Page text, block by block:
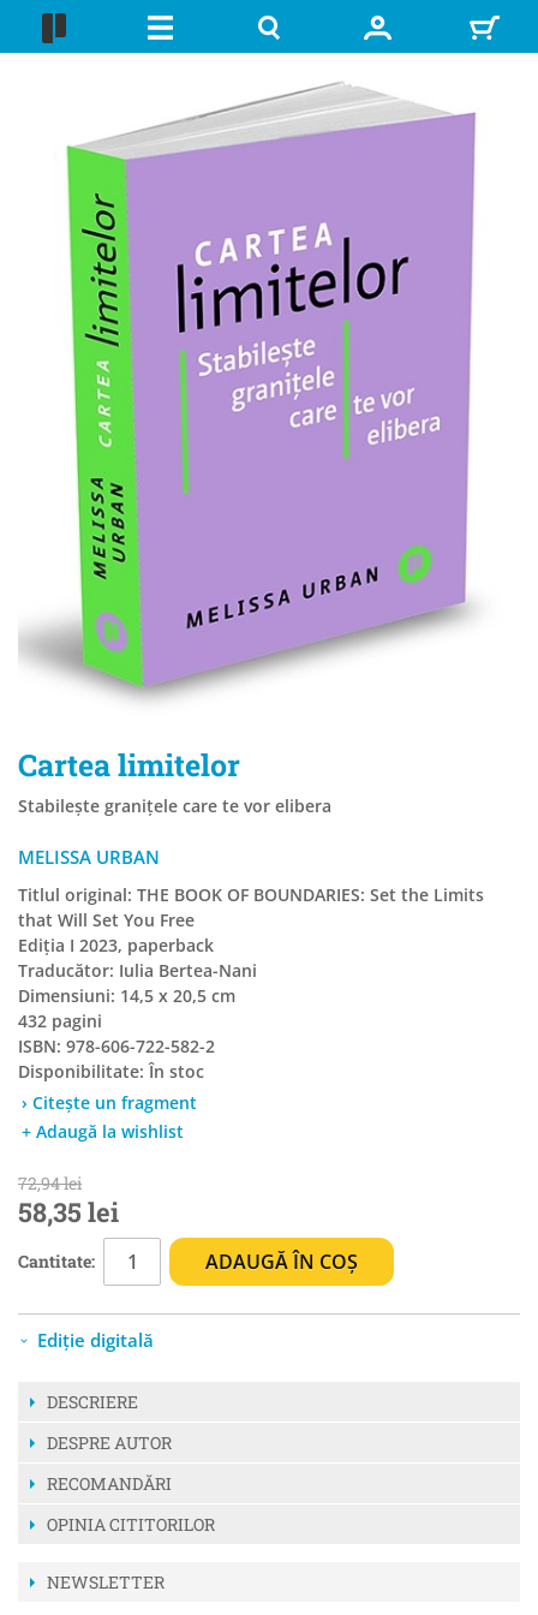
Cartea limitelor
Stabilește granițele care te vor elibera
MELISSA URBAN
Titlul original: THE BOOK OF BOUNDARIES: Set the Limits
that Will Set You Free
Ediția I 2023, paperback
Traducător: Iulia Bertea-Nani
Dimensiuni: 14,5 x 20,5 cm
432 pagini
ISBN: 978-606-722-582-2
Disponibilitate: În stoc
› Citește un fragment
+ Adaugă la wishlist
72,94 lei
58,35 lei
Cantitate: ADAUGĂ ÎN COȘ
Ediție digitală
DESCRIERE
DESPRE AUTOR
RECOMANDĂRI
OPINIA CITITORILOR
NEWSLETTER